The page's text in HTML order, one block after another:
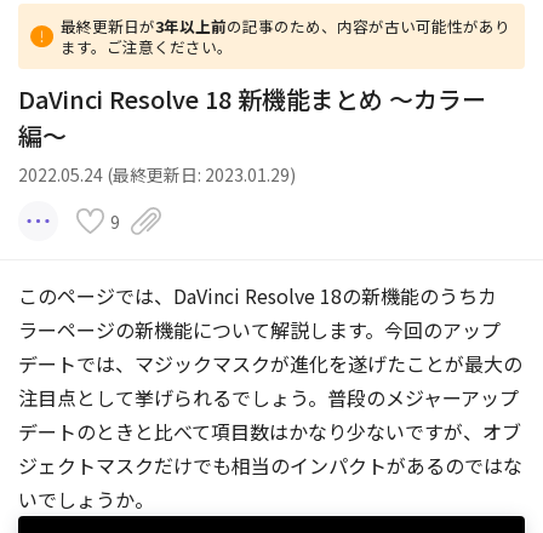
最終更新日が3年以上前の記事のため、内容が古い可能性があり
ます。ご注意ください。
DaVinci Resolve 18 新機能まとめ 〜カラー
編〜
2022.05.24 (最終更新日: 2023.01.29)
9
このページでは、DaVinci Resolve 18の新機能のうちカ
ラーページの新機能について解説します。今回のアップ
デートでは、マジックマスクが進化を遂げたことが最大の
注目点として挙げられるでしょう。普段のメジャーアップ
デートのときと比べて項目数はかなり少ないですが、オブ
ジェクトマスクだけでも相当のインパクトがあるのではな
いでしょうか。